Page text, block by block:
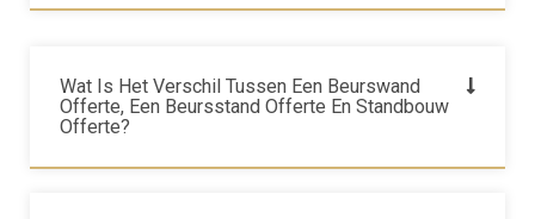
Wat Is Het Verschil Tussen Een Beurswand
Offerte, Een Beursstand Offerte En Standbouw
Offerte?